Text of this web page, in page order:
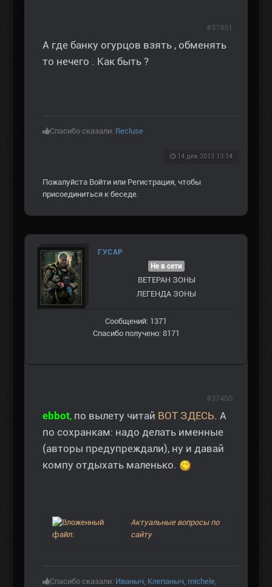
А где банку огурцов взять , обменять
то нечего . Как быть ?
Спасибо сказали: Recluse
14 дек 2013 13:14
#37451
Пожалуйста Войти или Регистрация , чтобы
присоединиться к беседе.
ГУСАР
Не в сети
ВЕТЕРАН ЗOНЫ
ЛЕГЕНДА ЗОНЫ
Сообщений: 1371
Спасибо получено: 8171
ebbot, по вылету читай ВОТ ЗДЕСЬ. А
по сохранкам: надо делать именные
(авторы предупреждали), ну и давай
компу отдыхать маленько.
Актуальные вопросы по
сайту
Спасибо сказали: Иваныч Клепаныч michele
#37460